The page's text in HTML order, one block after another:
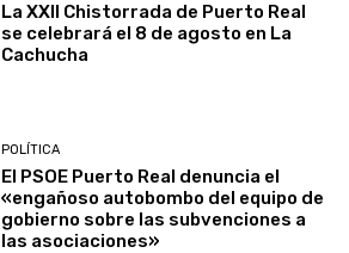
La XXII Chistorrada de Puerto Real
se celebrará el 8 de agosto en La
Cachucha
POLÍTICA
El PSOE Puerto Real denuncia el
«engañoso autobombo del equipo de
gobierno sobre las subvenciones a
las asociaciones»